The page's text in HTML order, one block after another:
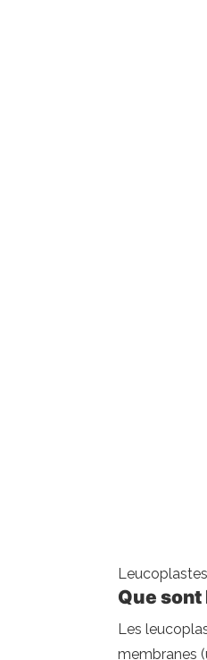
Que
Les
membranes